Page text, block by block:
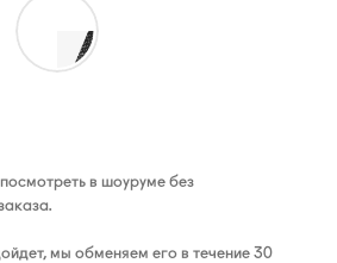
в шоуруме без
мы обменяем его в течение 30